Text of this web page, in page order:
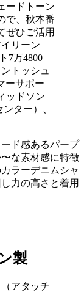
ードトーン
で、秋本番
ぜひご活用
リーン
7万4800
トッシュ
ーサポー
ッドソン
ター）、
ド感あるパープ
な素材感に特徴
ラーデニムシャ
力の高さと着用
製